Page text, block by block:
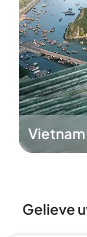
Vietnam
Gelieve